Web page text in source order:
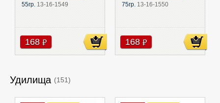
55гр. 13-16-1549
168 руб
75гр. 13-16-1550
168 руб
Удилища (151)